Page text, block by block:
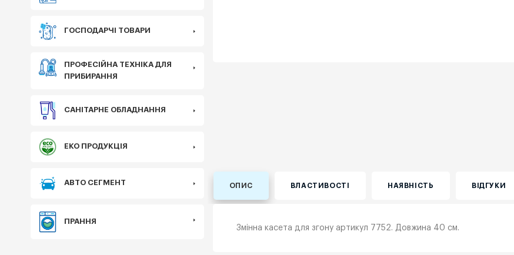
ОПИС ВЛАСТИВОСТІ НАЯВНІСТЬ ВІДГУКИ
Змінна касета для згону артикул 7752. Довжина 40 см.
ГОСПОДАРЧІ ТОВАРИ
ПРОФЕСІЙНА ТЕХНІКА ДЛЯ
ПРИБИРАННЯ
САНІТАРНЕ ОБЛАДНАННЯ
ЕКО ПРОДУКЦІЯ
АВТО СЕГМЕНТ
ПРАННЯ